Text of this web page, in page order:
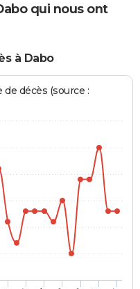
qui nous ont
à Dabo
décès (source :